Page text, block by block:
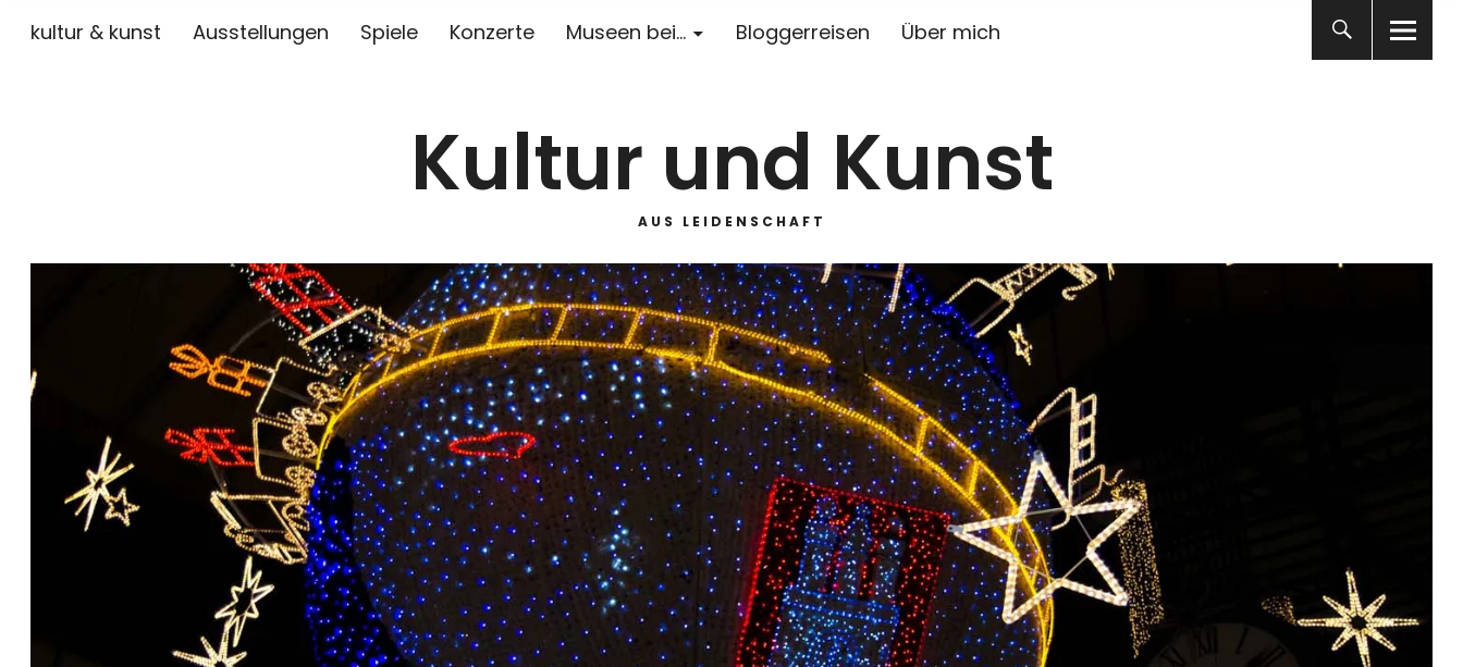
kultur & kunst Ausstellungen Spiele Konzerte Museen bei… Bloggerreisen Über mich
Kultur und Kunst
AUS LEIDENSCHAFT